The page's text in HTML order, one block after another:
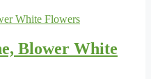
Blower White